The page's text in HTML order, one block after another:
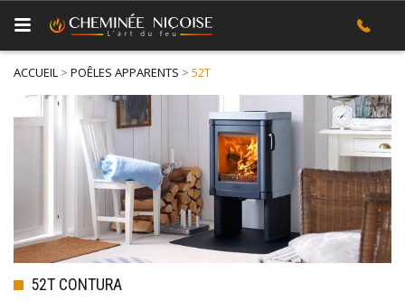
ACCUEIL > POÊLES APPARENTS > 52T
52T CONTURA